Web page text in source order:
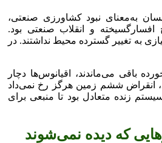
به‌معنای نبود کشاورزی صنعتی،
و انقلاب صنعتی بود.
به تغییر گسترده محیط نداشتند. در
باقی می‌ماندند، اقیانوس‌ها دچار
انقراض ششم زمین هرگز رخ نمی‌داد
زنده متعادل بود تا منبعی برای
که دیده نمی‌شوند